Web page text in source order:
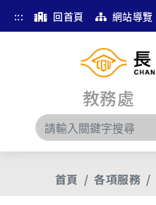
::: 回首頁 網站導覽
教務處
首頁 各項服務